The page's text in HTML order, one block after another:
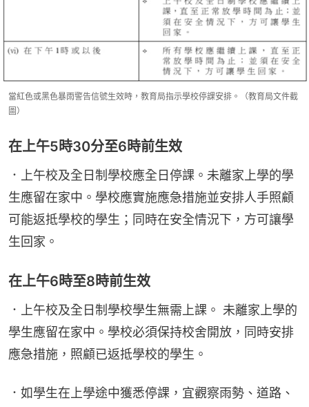
當紅色或黑色暴雨警告信號生效時，教育局指示學校停課安排。（教育局文件截
圖）
在上午5時30分至6時前生效
．上午校及全日制學校應全日停課。未離家上學的學
生應留在家中。學校應實施應急措施並安排人手照顧
可能返抵學校的學生；同時在安全情況下，方可讓學
生回家。
在上午6時至8時前生效
．上午校及全日制學校學生無需上課。 未離家上學的
學生應留在家中。學校必須保持校舍開放，同時安排
應急措施，照顧已返抵學校的學生。
．如學生在上學途中獲悉停課，宜觀察雨勢、道路、